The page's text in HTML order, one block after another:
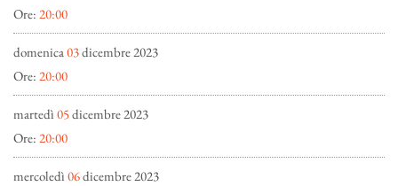
Ore: 20:00
domenica03dicembre 2023
Ore: 20:00
martedì 05dicembre 2023
Ore: 20:00
mercoledì 06dicembre 2023